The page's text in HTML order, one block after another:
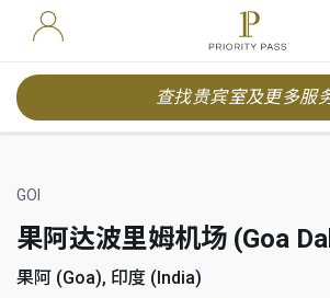
查找贵宾室及更多服
GOI
果阿达波里姆机场 (Goa
果阿 (Goa), 印度 (India)